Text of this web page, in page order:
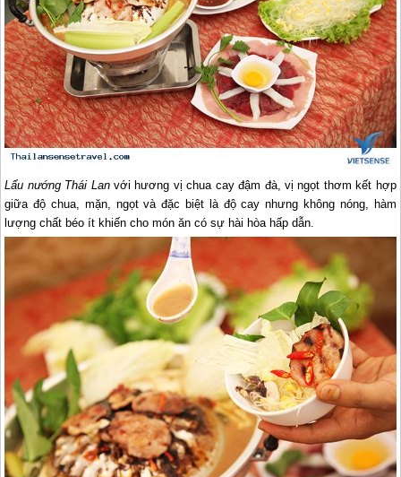
Lẩu nướng Thái Lanvới hương vị chua cay đậm đà, vị ngọt thơm kết hợp
giữa độ chua, mặn, ngọt và đặc biệt là độ cay nhưng không nóng, hàm
lượng chất béo ít khiến cho món ăn có sự hài hòa hấp dẫn.